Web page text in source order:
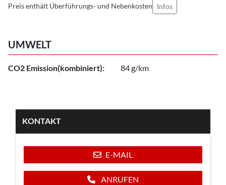
Preis enthält Überführungs- und Nebenkosten Infos
UMWELT
CO2 Emission(kombiniert): 84 g/km
KONTAKT
E-MAIL
ANRUFEN